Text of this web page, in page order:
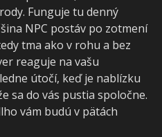
Funguje tu denný
NPC postáv po zotmení
tma ako v rohu a bez
reaguje na vašu
útočí, keď je nablízku
sa do vás pustia spoločne.
vám budú v pätách